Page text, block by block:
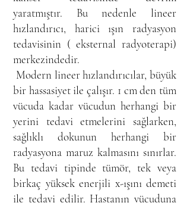
yaratmıştır. Bu nedenle lineer
hızlandırıcı, harici ışın radyasyon
tedavisinin ( eksternal radyoterapi)
merkezindedir.
Modern lineer hızlandırıcılar, büyük
bir hassasiyet ile çalışır. 1 cm den tüm
vücuda kadar vücudun herhangi bir
yerini tedavi etmelerini sağlarken,
sağlıklı dokunun herhangi bir
radyasyona maruz kalmasını sınırlar.
Bu tedavi tipinde tümör, tek veya
birkaç yüksek enerjili x-ışını demeti
ile tedavi edilir. Hastanın vücuduna